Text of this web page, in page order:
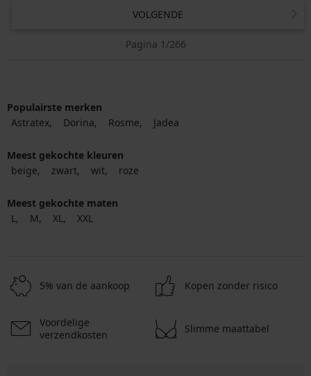
VOLGENDE
Pagina 1/266
Populairste merken
Astratex
Dorina Rosme Jadea
Meest gekochte kleuren
beige
zwart wit roze
Meest gekochte maten
L
M XL XXL
5% van de aankoop Kopen zonder risico
Voordelige
verzendkosten
Slimme maattabel